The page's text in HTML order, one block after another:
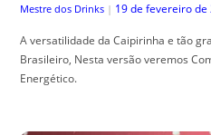
Mestre dos Drinks | 19 de fevereiro de
A versatilidade da Caipirinha e tão
Brasileiro, Nesta versão veremos
Energético.